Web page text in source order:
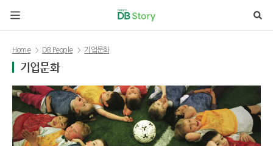
Home DB People 기업문화
기업문화